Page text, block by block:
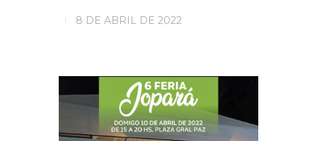
8 DE ABRIL DE 2022